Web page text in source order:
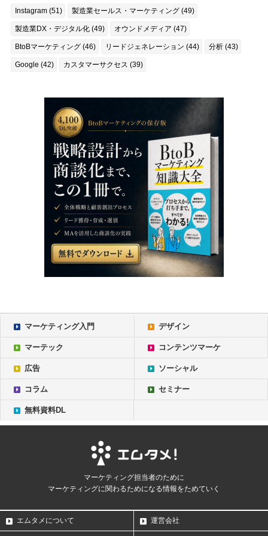
Instagram (51) 製造業セールス・マーケティング (49)
製造業DX・デジタル化 (49) オウンドメディア (47)
BtoBマーケティング (46) リードジェネレーション (44) 分析 (43)
Google (42) カスタマーサクセス (39)
マーケティング入門 デザイン
マーテック コンテンツマーケ
広告 ソーシャル
コラム セミナー
無料資料DL
マーケティング担当者のために
マーケティングに関わるためになる情報をためていく
エムタメについて 運営会社